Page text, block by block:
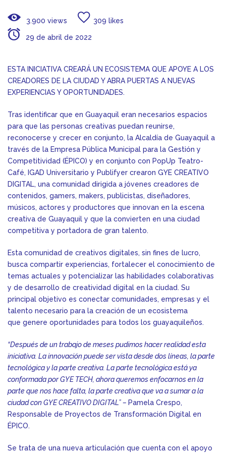
3.900 views 309 likes
29 de abril de 2022
ESTA INICIATIVA CREARÁ UN ECOSISTEMA QUE APOYE A LOS
CREADORES DE LA CIUDAD Y ABRA PUERTAS A NUEVAS
EXPERIENCIAS Y OPORTUNIDADES.
Tras identificar que en Guayaquil eran necesarios espacios
para que las personas creativas puedan reunirse,
reconocerse y crecer en conjunto, la Alcaldía de Guayaquil a
través de la Empresa Pública Municipal para la Gestión y
Competitividad (ÉPICO) y en conjunto con PopUp Teatro-
Café, IGAD Universitario y Publifyer crearon GYE CREATIVO
DIGITAL, una comunidad dirigida a jóvenes creadores de
contenidos, gamers, makers, publicistas, diseñadores,
músicos, actores y productores que innovan en la escena
creativa de Guayaquil y que la convierten en una ciudad
competitiva y portadora de gran talento.
Esta comunidad de creativos digitales, sin fines de lucro,
busca compartir experiencias, fortalecer el conocimiento de
temas actuales y potencializar las habilidades colaborativas
y de desarrollo de creatividad digital en la ciudad. Su
principal objetivo es conectar comunidades, empresas y el
talento necesario para la creación de un ecosistema
que genere oportunidades para todos los guayaquileños.
“Después de un trabajo de meses pudimos hacer realidad esta
iniciativa. La innovación puede ser vista desde dos líneas, la parte
tecnológica y la parte creativa. La parte tecnológica está ya
conformada por GYE TECH, ahora queremos enfocarnos en la
parte que nos hace falta, la parte creativa que va a sumar a la
ciudad con GYE CREATIVO DIGITAL” – Pamela Crespo,
Responsable de Proyectos de Transformación Digital en
ÉPICO.
Se trata de una nueva articulación que cuenta con el apoyo